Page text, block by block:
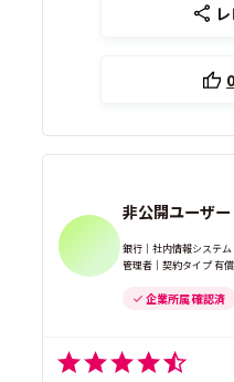
0
非公開ユーザー
銀行｜社内情報システ
管理者｜契約タイプ 有
企業所属 確認済